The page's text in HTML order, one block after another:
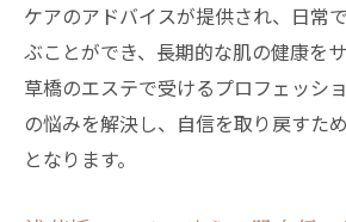
ケアのアドバイスが提供され、日常
ぶことができ、長期的な肌の健康を
草橋のエステで受けるプロフェッシ
の悩みを解決し、自信を取り戻すた
となります。